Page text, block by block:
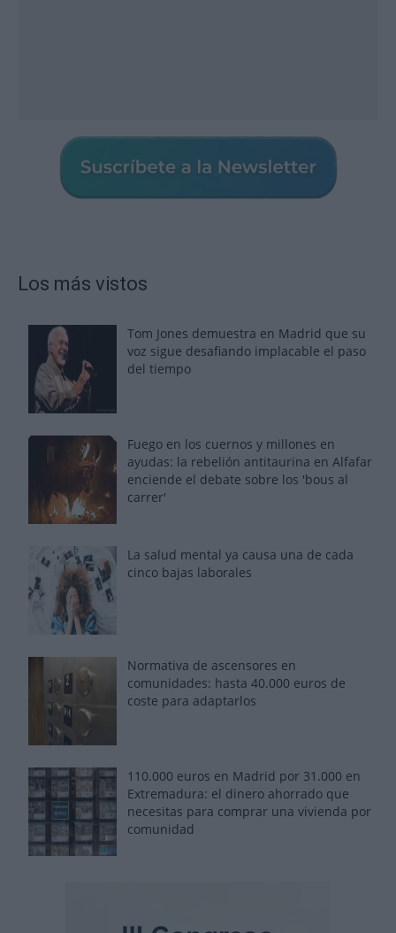
Los más vistos
Tom Jones demuestra en Madrid que su
voz sigue desafiando implacable el paso
del tiempo
Fuego en los cuernos y millones en
ayudas: la rebelión antitaurina en Alfafar
enciende el debate sobre los 'bous al
carrer'
La salud mental ya causa una de cada
cinco bajas laborales
Normativa de ascensores en
comunidades: hasta 40.000 euros de
coste para adaptarlos
110.000 euros en Madrid por 31.000 en
Extremadura: el dinero ahorrado que
necesitas para comprar una vivienda por
comunidad